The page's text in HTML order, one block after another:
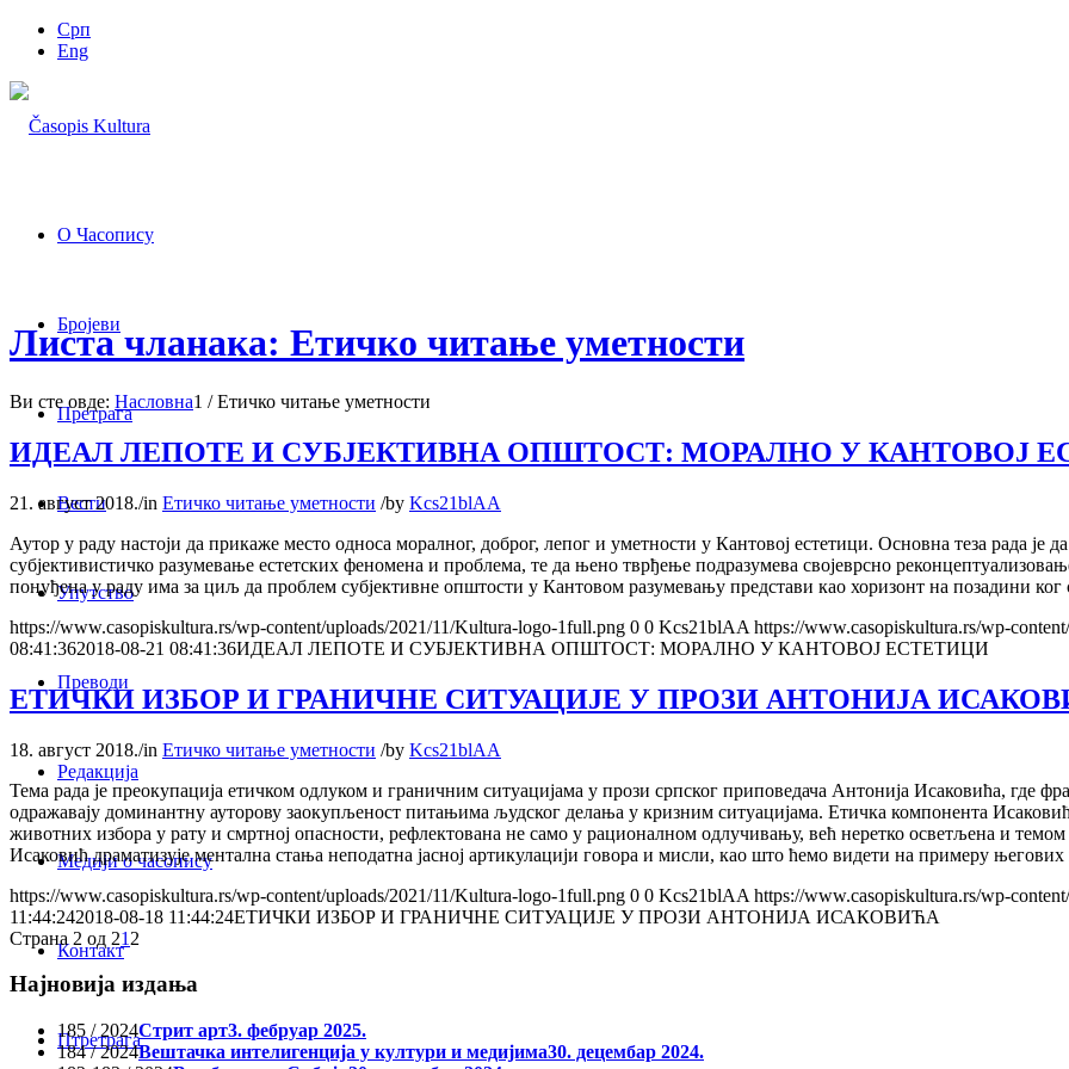
Срп
Eng
О Часопису
Бројеви
Претрага
Вести
Упутство
Преводи
Редакција
Медији о часопису
Контакт
Птретрага
Листа чланака: Етичко читање уметности
Ви сте овде: Насловна1 / Етичко читање уметности
ИДЕАЛ ЛЕПОТЕ И СУБЈЕКТИВНА ОПШТОСТ: МОРАЛНО У КАНТОВОЈ
21. август 2018./in Етичко читање уметности /by Kcs21blAA
Аутор у раду настоји да прикаже место односа моралног, доброг, лепог и уметности у Кантовој естетици. Основна теза рада је
субјективистичко разумевање естетских феномена и проблема, те да њено тврђење подразумева својеврсно
понуђена у раду има за циљ да проблем субјективне општости у Кантовом разумевању представи као хоризонт на позадини ког
https://www.casopiskultura.rs/wp-content/uploads/2021/11/Kultura-logo-1full.png 0 0 Kcs21blAA https://www.casopiskultura.rs/wp-
08:41:362018-08-21 08:41:36ИДЕАЛ ЛЕПОТЕ И СУБЈЕКТИВНА ОПШТОСТ: МОРАЛНО У КАНТОВОЈ ЕСТЕТИЦИ
ЕТИЧКИ ИЗБОР И ГРАНИЧНЕ СИТУАЦИЈЕ У ПРОЗИ АНТОНИЈА
18. август 2018./in Етичко читање уметности /by Kcs21blAA
Тема рада је преокупација етичком одлуком и граничним ситуацијама у прози српског приповедача Антонија Исаковића, где
одражавају доминантну ауторову заокупљеност питањима људског делања у кризним ситуацијама. Етичка компонента
животних избора у рату и смртној опасности, рефлектована не само у рационалном одлучивању, већ неретко осветљена и
Исаковић драматизује ментална стања неподатна јасној артикулацији говора и мисли, као што ћемо видети на примеру његових
https://www.casopiskultura.rs/wp-content/uploads/2021/11/Kultura-logo-1full.png 0 0 Kcs21blAA https://www.casopiskultura.rs/wp-
11:44:242018-08-18 11:44:24ЕТИЧКИ ИЗБОР И ГРАНИЧНЕ СИТУАЦИЈЕ У ПРОЗИ АНТОНИЈА ИСАКОВИЋА
Страна 2 од 21 2
Најновија издања
185 / 2024Стрит арт3. фебруар 2025.
184 / 2024Вештачка интелигенција у култури и медијима30. децембар 2024.